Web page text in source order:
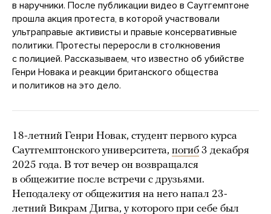
в наручники. После публикации видео в Саутгемптоне
прошла акция протеста, в которой участвовали
ультраправые активисты и правые консервативные
политики. Протесты переросли в столкновения
с полицией. Рассказываем, что известно об убийстве
Генри Новака и реакции британского общества
и политиков на это дело.
18-летний Генри Новак, студент первого курса
Саутгемптонского университета, погиб 3 декабря
2025 года. В тот вечер он возвращался
в общежитие после встречи с друзьями.
Неподалеку от общежития на него напал 23-
летний Викрам Дигва, у которого при себе был